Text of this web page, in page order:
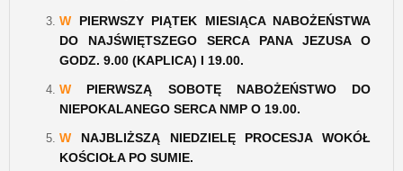
W PIERWSZY PIĄTEK MIESIĄCA NABOŻEŃSTWA
DO NAJŚWIĘTSZEGO SERCA PANA JEZUSA O
GODZ. 9.00 (KAPLICA) I 19.00.
W PIERWSZĄ SOBOTĘ NABOŻEŃSTWO DO
NIEPOKALANEGO SERCA NMP O 19.00.
W NAJBLIŻSZĄ NIEDZIELĘ PROCESJA WOKÓŁ
KOŚCIOŁA PO SUMIE.